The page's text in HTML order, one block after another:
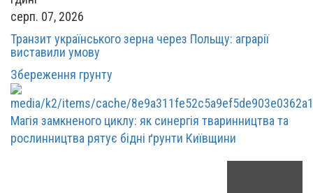
серп. 07, 2026
Транзит українського зерна через Польщу: аграрії
виставили умову
Збереження грунту
Магія замкненого циклу: як синергія тваринництва та
рослинництва рятує бідні ґрунти Київщини